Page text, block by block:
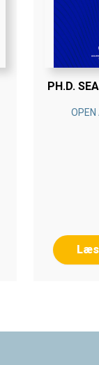
PH.D.
OPEN